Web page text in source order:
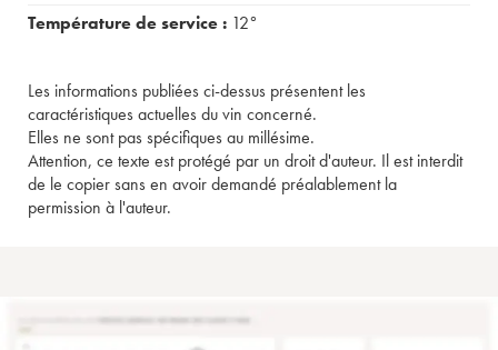
Température de service : 12°
Les informations publiées ci-dessus présentent les
caractéristiques actuelles du vin concerné.
Elles ne sont pas spécifiques au millésime.
Attention, ce texte est protégé par un droit d'auteur. Il est interdit
de le copier sans en avoir demandé préalablement la
permission à l'auteur.